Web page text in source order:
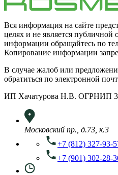
Вся информация на сайте
целях и не является публичной
информации обращайтесь по
Копирование информации
В случае жалоб или
обратиться по электронной
ИП Хачатурова Н.В. ОГРНИП
Московский пр., д.73, к.3
+7 (812) 327-93-
+7 (901) 302-28-